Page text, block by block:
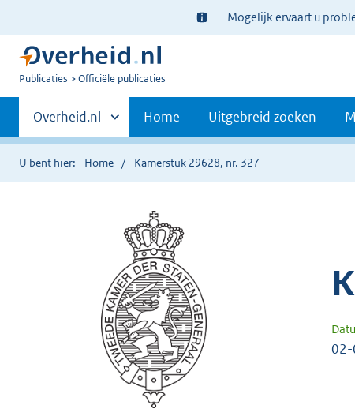
Ter
informatie:
Mogelijk ervaart u
U
Publicaties Officiële publicaties
Primaire
navigatie
Andere
sites
binnen
Overheid.nl Home Uitgebreid zoeken
U bent hier: Home Kamerstuk 29628, nr. 327